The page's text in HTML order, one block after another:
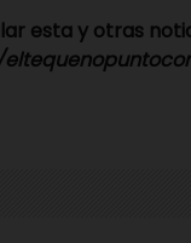
esta y otras